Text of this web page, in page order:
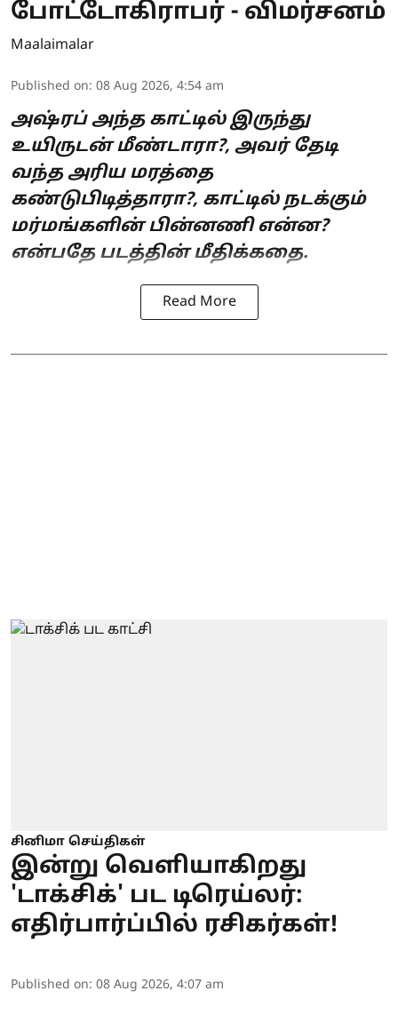
போட்டோகிராபர் - விமர்சனம்
Maalaimalar
Published on: 08 Aug 2026, 4:54 am
அஷ்ரப் அந்த காட்டில் இருந்து
உயிருடன் மீண்டாரா?, அவர் தேடி
வந்த அரிய மரத்தை
கண்டுபிடித்தாரா?, காட்டில் நடக்கும்
மர்மங்களின் பின்னணி என்ன?
என்பதே படத்தின் மீதிக்கதை.
Read More
சினிமா செய்திகள்
இன்று வெளியாகிறது
'டாக்சிக்' பட டிரெய்லர்:
எதிர்பார்ப்பில் ரசிகர்கள்!
Published on: 08 Aug 2026, 4:07 am